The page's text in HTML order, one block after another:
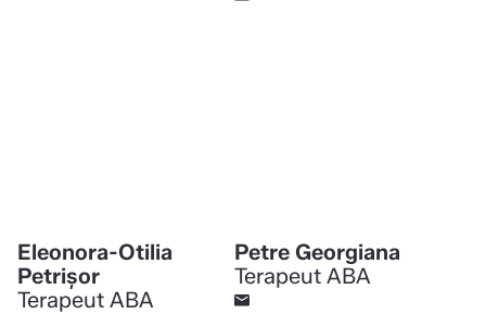
Eleonora-Otilia
Petrișor
Terapeut ABA
Petre Georgiana
Terapeut ABA